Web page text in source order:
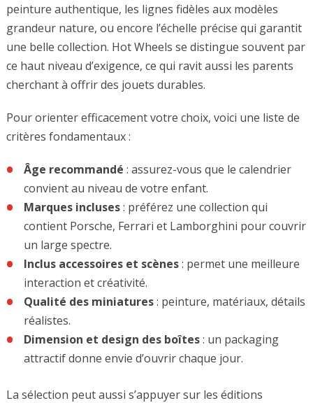
peinture authentique, les lignes fidèles aux modèles
grandeur nature, ou encore l’échelle précise qui garantit
une belle collection. Hot Wheels se distingue souvent par
ce haut niveau d’exigence, ce qui ravit aussi les parents
cherchant à offrir des jouets durables.
Pour orienter efficacement votre choix, voici une liste de
critères fondamentaux :
Âge recommandé : assurez-vous que le calendrier
convient au niveau de votre enfant.
Marques incluses: préférez une collection qui
contient Porsche, Ferrari et Lamborghini pour couvrir
un large spectre.
Inclus accessoires et scènes: permet une meilleure
interaction et créativité.
Qualité des miniatures: peinture, matériaux, détails
réalistes.
Dimension et design des boîtes: un packaging
attractif donne envie d’ouvrir chaque jour.
La sélection peut aussi s’appuyer sur les éditions